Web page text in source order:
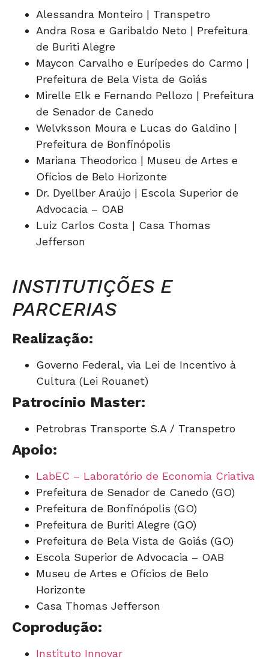
Alessandra Monteiro | Transpetro
Andra Rosa e Garibaldo Neto | Prefeitura
de Buriti Alegre
Maycon Carvalho e Eurípedes do Carmo |
Prefeitura de Bela Vista de Goiás
Mirelle Elk e Fernando Pellozo | Prefeitura
de Senador de Canedo
Welvksson Moura e Lucas do Galdino |
Prefeitura de Bonfinópolis
Mariana Theodorico | Museu de Artes e
Ofícios de Belo Horizonte
Dr. Dyellber Araújo | Escola Superior de
Advocacia – OAB
Luiz Carlos Costa | Casa Thomas
Jefferson
INSTITUTIÇÕES E
PARCERIAS
Realização:
Governo Federal, via Lei de Incentivo à
Cultura (Lei Rouanet)
Patrocínio Master:
Petrobras Transporte S.A / Transpetro
Apoio:
LabEC – Laboratório de Economia Criativa
Prefeitura de Senador de Canedo (GO)
Prefeitura de Bonfinópolis (GO)
Prefeitura de Buriti Alegre (GO)
Prefeitura de Bela Vista de Goiás (GO)
Escola Superior de Advocacia – OAB
Museu de Artes e Ofícios de Belo
Horizonte
Casa Thomas Jefferson
Coprodução:
Instituto Innovar